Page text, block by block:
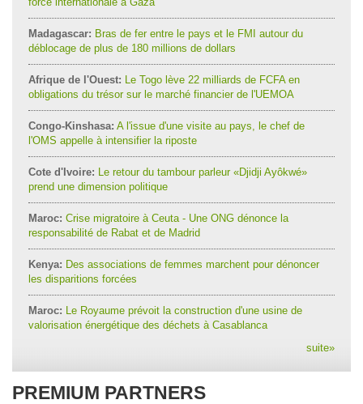
Madagascar: Bras de fer entre le pays et le FMI autour du
déblocage de plus de 180 millions de dollars
Afrique de l'Ouest: Le Togo lève 22 milliards de FCFA en
obligations du trésor sur le marché financier de l'UEMOA
Congo-Kinshasa: A l'issue d'une visite au pays, le chef de
l'OMS appelle à intensifier la riposte
Cote d'Ivoire: Le retour du tambour parleur «Djidji Ayôkwé»
prend une dimension politique
Maroc: Crise migratoire à Ceuta - Une ONG dénonce la
responsabilité de Rabat et de Madrid
Kenya: Des associations de femmes marchent pour dénoncer
les disparitions forcées
Maroc: Le Royaume prévoit la construction d'une usine de
valorisation énergétique des déchets à Casablanca
suite»
PREMIUM PARTNERS